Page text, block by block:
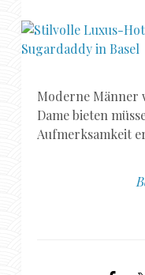
Moderne Männer
Dame bieten
Aufmerksamkeit